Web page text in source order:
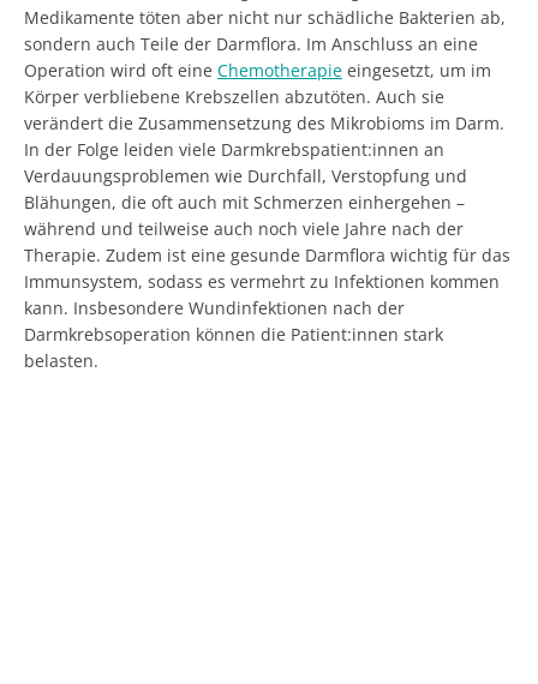
Medikamente töten aber nicht nur schädliche Bakterien ab,
sondern auch Teile der Darmflora. Im Anschluss an eine
Operation wird oft eine Chemotherapie eingesetzt, um im
Körper verbliebene Krebszellen abzutöten. Auch sie
verändert die Zusammensetzung des Mikrobioms im Darm.
In der Folge leiden viele Darmkrebspatient:innen an
Verdauungsproblemen wie Durchfall, Verstopfung und
Blähungen, die oft auch mit Schmerzen einhergehen –
während und teilweise auch noch viele Jahre nach der
Therapie. Zudem ist eine gesunde Darmflora wichtig für das
Immunsystem, sodass es vermehrt zu Infektionen kommen
kann. Insbesondere Wundinfektionen nach der
Darmkrebsoperation können die Patient:innen stark
belasten.